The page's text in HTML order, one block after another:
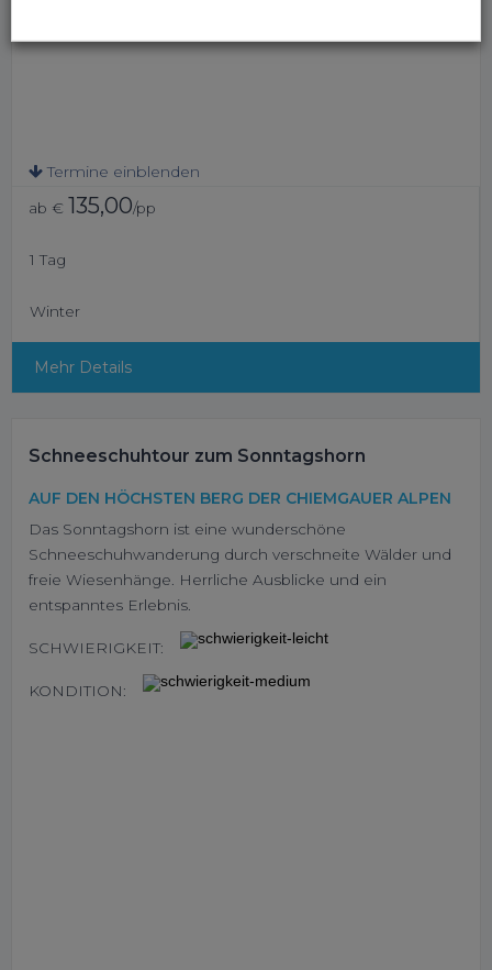
Termine einblenden
ab € 135,00/pp
1 Tag
Winter
Mehr Details
Schneeschuhtour zum Sonntagshorn
AUF DEN HÖCHSTEN BERG DER CHIEMGAUER ALPEN
Das Sonntagshorn ist eine wunderschöne
Schneeschuhwanderung durch verschneite Wälder und
freie Wiesenhänge. Herrliche Ausblicke und ein
entspanntes Erlebnis.
SCHWIERIGKEIT:
KONDITION: